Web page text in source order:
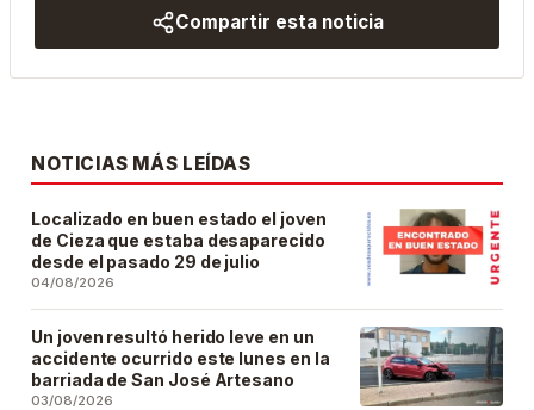
Compartir esta noticia
NOTICIAS MÁS LEÍDAS
Localizado en buen estado el joven
de Cieza que estaba desaparecido
desde el pasado 29 de julio
04/08/2026
Un joven resultó herido leve en un
accidente ocurrido este lunes en la
barriada de San José Artesano
03/08/2026